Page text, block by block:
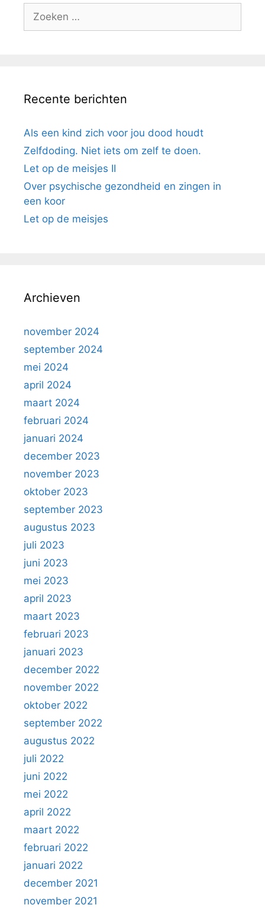
Recente berichten
Als een kind zich voor jou dood houdt
Zelfdoding. Niet iets om zelf te doen.
Let op de meisjes II
Over psychische gezondheid en zingen in
een koor
Let op de meisjes
Archieven
november 2024
september 2024
mei 2024
april 2024
maart 2024
februari 2024
januari 2024
december 2023
november 2023
oktober 2023
september 2023
augustus 2023
juli 2023
juni 2023
mei 2023
april 2023
maart 2023
februari 2023
januari 2023
december 2022
november 2022
oktober 2022
september 2022
augustus 2022
juli 2022
juni 2022
mei 2022
april 2022
maart 2022
februari 2022
januari 2022
december 2021
november 2021